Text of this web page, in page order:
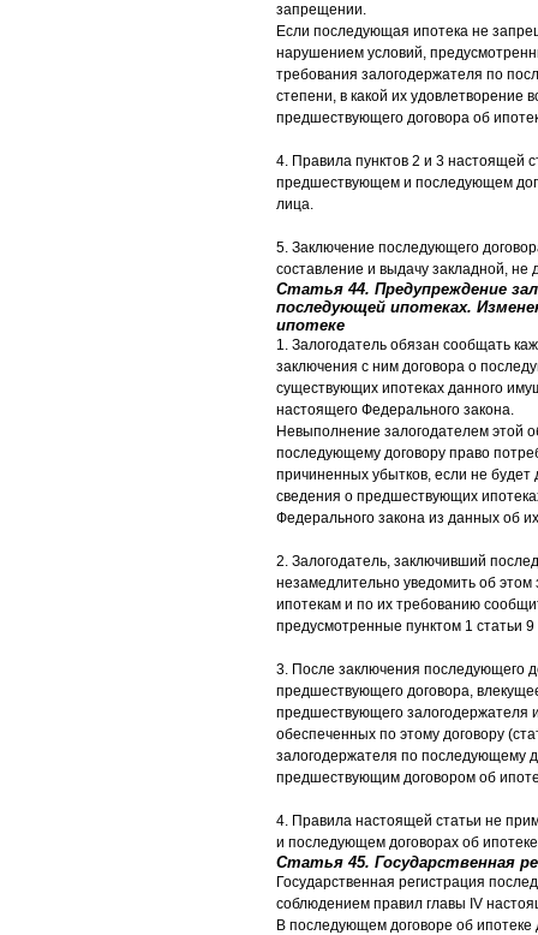
запрещении.
Если последующая ипотека не
нарушением условий,
требования залогодержателя по
степени, в какой их удовлетворение
предшествующего договора об
4. Правила пунктов 2 и 3 настоящей
предшествующем и последующем
лица.
5. Заключение последующего
составление и выдачу закладной, не
Статья 44. Предупреждение
последующей ипотеках.
ипотеке
1. Залогодатель обязан сообщать
заключения с ним договора о
существующих ипотеках данного
настоящего Федерального закона.
Невыполнение залогодателем этой
последующему договору право
причиненных убытков, если не
сведения о предшествующих
Федерального закона из данных об
2. Залогодатель, заключивший
незамедлительно уведомить об
ипотекам и по их требованию
предусмотренные пунктом 1 статьи
3. После заключения последующего
предшествующего договора,
предшествующего залогодержателя
обеспеченных по этому договору
залогодержателя по последующему
предшествующим договором об
4. Правила настоящей статьи не
и последующем договорах об
Статья 45. Государственная
Государственная регистрация
соблюдением правил главы IV
В последующем договоре об ипотеке